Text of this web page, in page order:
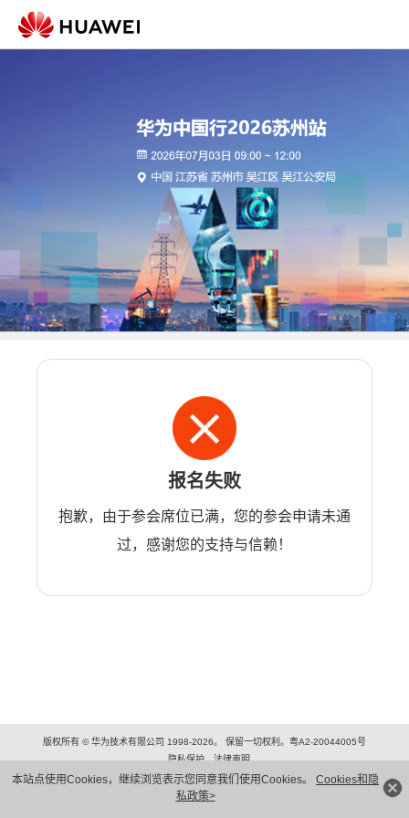
本站点使用Cookies，继续浏览表示您同意我们使用Cookies。 Cookies和隐
私政策>
报名失败
抱歉，由于参会席位已满，您的参会申请未通
过，感谢您的支持与信赖！
版权所有 © 华为技术有限公司 1998-2026。 保留一切权利。粤A2-20044005号
隐私保护
法律声明